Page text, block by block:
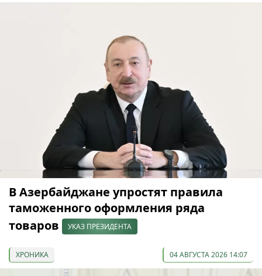
В Азербайджане упростят правила
таможенного оформления ряда
товаров
УКАЗ ПРЕЗИДЕНТА
ХРОНИКА 04 АВГУСТА 2026 14:07